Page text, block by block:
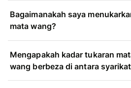
Bagaimanakah saya
mata wang?
Mengapakah kadar tukaran
wang berbeza di antara